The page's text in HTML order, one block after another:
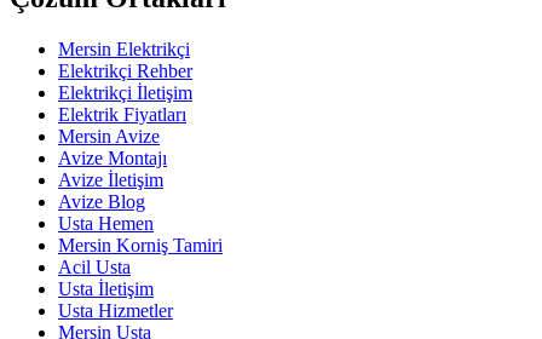
Mersin Elektrikçi
Elektrikçi Rehber
Elektrikçi İletişim
Elektrik Fiyatları
Mersin Avize
Avize Montajı
Avize İletişim
Avize Blog
Usta Hemen
Mersin Korniş Tamiri
Acil Usta
Usta İletişim
Usta Hizmetler
Mersin Usta